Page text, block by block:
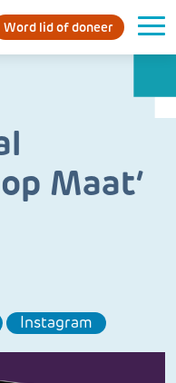
Word lid of doneer
Maat’
Instagram